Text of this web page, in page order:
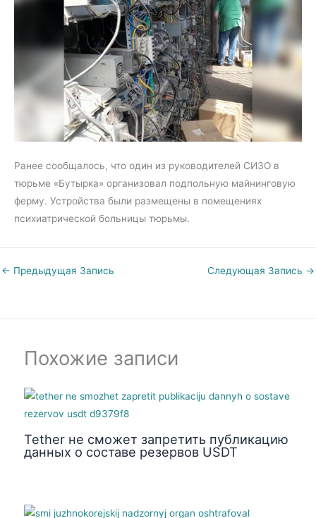
Ранее сообщалось, что один из руководителей СИЗО в
тюрьме «Бутырка» организовал подпольную майнинговую
ферму. Устройства были размещены в помещениях
психиатрической больницы тюрьмы.
← Предыдущая Запись Следующая Запись →
Похожие записи
Tether не сможет запретить публикацию
данных о составе резервов USDT